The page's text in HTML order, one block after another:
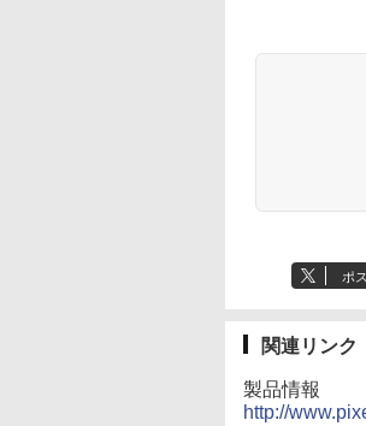
ポ
関連リンク
製品情報
http://